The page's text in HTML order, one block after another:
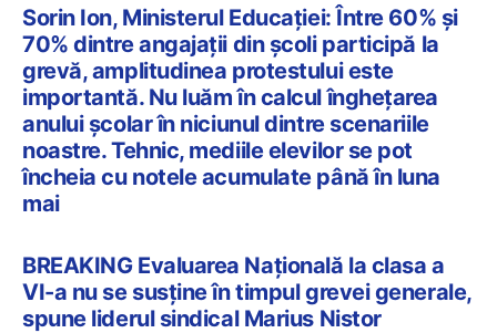
Sorin Ion, Ministerul Educației: Între 60% și
70% dintre angajații din școli participă la
grevă, amplitudinea protestului este
importantă. Nu luăm în calcul înghețarea
anului școlar în niciunul dintre scenariile
noastre. Tehnic, mediile elevilor se pot
încheia cu notele acumulate până în luna
mai
BREAKING Evaluarea Națională la clasa a
VI-a nu se susține în timpul grevei generale,
spune liderul sindical Marius Nistor